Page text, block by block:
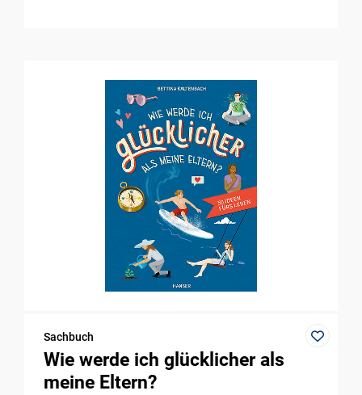
Sachbuch
Wie werde ich glücklicher als
meine Eltern?